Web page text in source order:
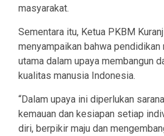
masyarakat.
Sementara itu, Ketua PKBM
menyampaikan bahwa
utama dalam upaya membangun
kualitas manusia Indonesia.
“Dalam upaya ini diperlukan
kemauan dan kesiapan setiap
diri, berpikir maju dan